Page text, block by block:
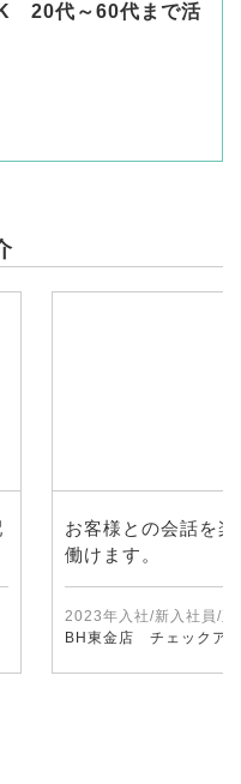
20代～60代まで活
お客様との会話を
働けます。
2023年入社/新入社員/正
BH東金店 チェックア